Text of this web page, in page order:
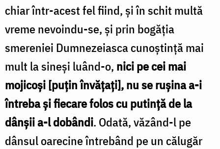
chiar într-acest fel fiind, şi în schit multă
vreme nevoindu-se, şi prin bogă­ţia
smereniei Dumnezeiasca cunoştinţă mai
mult la sineşi luând-o, nici pe cei mai
mojicoşi [puţin învăţaţi], nu se ruşina a-i
între­ba şi fiecare folos cu putinţă de la
dânşii a-l dobândi. Odată, văzând-l pe
dânsul oareci­ne întrebând pe un călugăr